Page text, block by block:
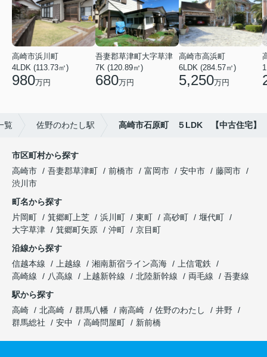
高崎市浜川町
4LDK (113.73㎡)
980万円
吾妻郡草津町大字草津
7K (120.89㎡)
680万円
高崎市高浜町
6LDK (284.57㎡)
5,250万円
覧 佐野のわたし駅 高崎市石原町 ５LDK 【中古住宅】
市区町村から探す
高崎市
吾妻郡草津町 前橋市 富岡市 安中市
藤岡市
渋川市
町名から探す
片岡町
箕郷町上芝 浜川町 東町 高砂町
堰代町
大字草津
箕郷町矢原 沖町
京目町
沿線から探す
信越本線
上越線 湘南新宿ライン高海
上信電鉄
高崎線
八高線 上越新幹線 北陸新幹線 両毛線
吾妻線
駅から探す
高崎
北高崎 群馬八幡 南高崎 佐野のわたし
井野
群馬総社
安中 高崎問屋町 新前橋